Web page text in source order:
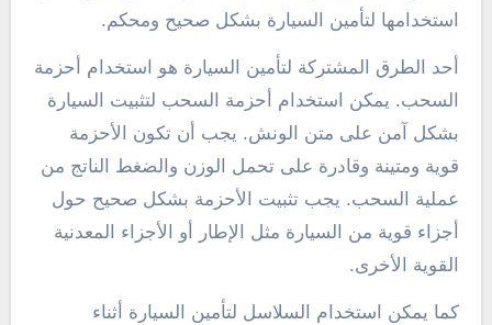
استخدامها لتأمين السيارة بشكل صحيح ومحكم.
أحد الطرق المشتركة لتأمين السيارة هو استخدام أحزمة
السحب. يمكن استخدام أحزمة السحب لتثبيت السيارة
بشكل آمن على متن الونش. يجب أن تكون الأحزمة
قوية ومتينة وقادرة على تحمل الوزن والضغط الناتج من
عملية السحب. يجب تثبيت الأحزمة بشكل صحيح حول
أجزاء قوية من السيارة مثل الإطار أو الأجزاء المعدنية
القوية الأخرى.
كما يمكن استخدام السلاسل لتأمين السيارة أثناء